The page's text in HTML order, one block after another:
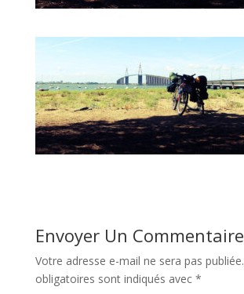
Envoyer Un Commentaire
Votre adresse e-mail ne sera pas publiée.
obligatoires sont indiqués avec *